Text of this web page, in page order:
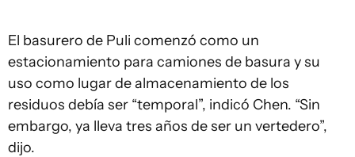
El basurero de Puli comenzó como un
estacionamiento para camiones de basura y su
uso como lugar de almacenamiento de los
residuos debía ser “temporal”, indicó Chen. “Sin
embargo, ya lleva tres años de ser un vertedero”,
dijo.